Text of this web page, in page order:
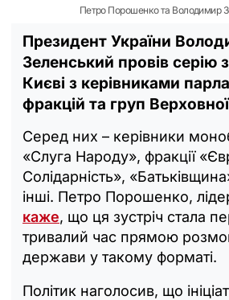
Петро Порошенко та Володимир
Президент України
Зеленський провів серію
Києві з керівниками
фракцій та груп
Серед них – керівники
«Слуга Народу», фракції
Солідарність»,
інші. Петро Порошенко,
каже, що ця зустріч стала
тривалий час прямою
держави у такому форматі.
Політик наголосив, що